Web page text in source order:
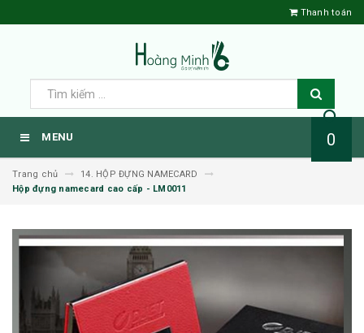
Thanh toán
MENU 0
Trang chủ
14. HỘP ĐỰNG NAMECARD
Hộp đựng namecard cao cấp - LM0011